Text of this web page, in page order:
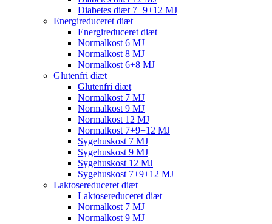
Diabetes diæt 7+9+12 MJ
Energireduceret diæt
Energireduceret diæt
Normalkost 6 MJ
Normalkost 8 MJ
Normalkost 6+8 MJ
Glutenfri diæt
Glutenfri diæt
Normalkost 7 MJ
Normalkost 9 MJ
Normalkost 12 MJ
Normalkost 7+9+12 MJ
Sygehuskost 7 MJ
Sygehuskost 9 MJ
Sygehuskost 12 MJ
Sygehuskost 7+9+12 MJ
Laktosereduceret diæt
Laktosereduceret diæt
Normalkost 7 MJ
Normalkost 9 MJ